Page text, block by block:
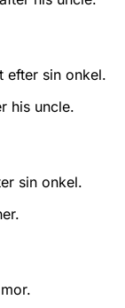
efter sin onkel.
his uncle.
sin onkel.